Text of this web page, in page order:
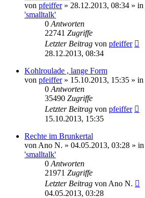
von pfeiffer» 28.12.2013, 08:34 » in
'smalltalk'
0 Antworten
22741 Zugriffe
Letzter Beitrag von pfeiffer
28.12.2013, 08:34
Kohlroulade , lange Form
von pfeiffer» 15.10.2013, 15:35 » in
0 Antworten
35490 Zugriffe
Letzter Beitrag von pfeiffer
15.10.2013, 15:35
Rechte im Brunkertal
von Ano N. » 04.05.2013, 03:28 » in
'smalltalk'
0 Antworten
21971 Zugriffe
Letzter Beitrag von Ano N.
04.05.2013, 03:28